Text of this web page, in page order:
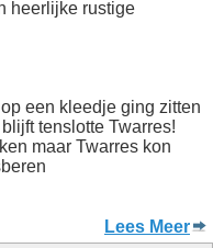
heerlijke rustige
een kleedje ging zitten
tenslotte Twarres!
maar Twarres kon
Lees Meer